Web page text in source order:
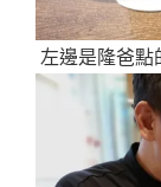
左邊是隆爸點